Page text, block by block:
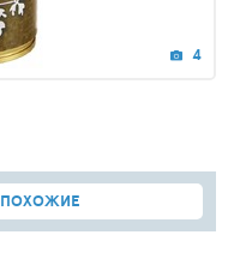
4
ПОХОЖИЕ